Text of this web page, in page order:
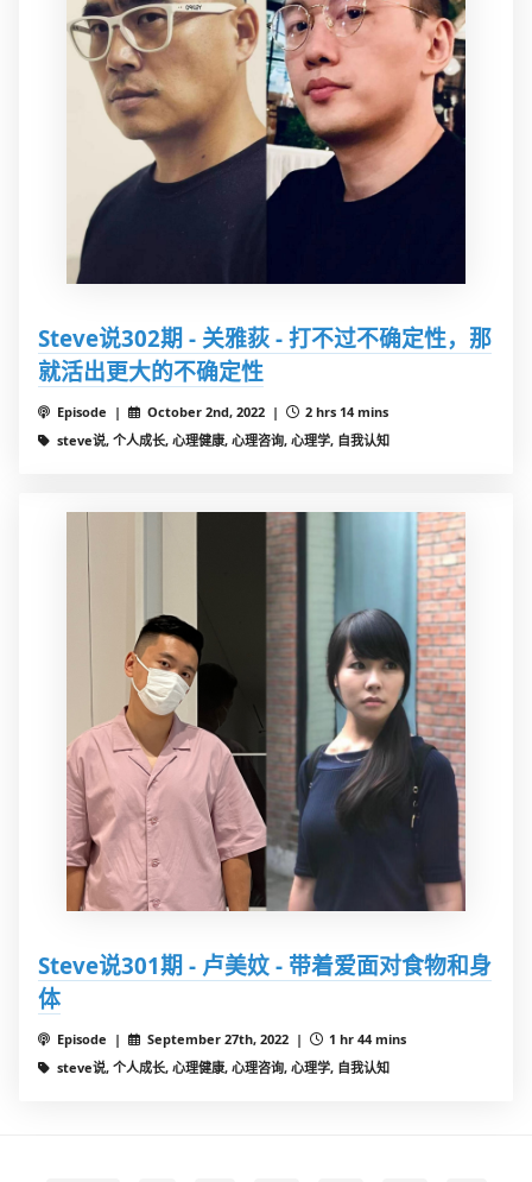
Steve说302期 - 关雅荻 - 打不过不确定性，那
就活出更大的不确定性
Episode | October 2nd, 2022 |
2 hrs 14 mins
steve说, 个人成长, 心理健康, 心理咨询, 心理学, 自我认知
Steve说301期 - 卢美妏 - 带着爱面对食物和身
体
Episode | September 27th, 2022 |
1 hr 44 mins
steve说, 个人成长, 心理健康, 心理咨询, 心理学, 自我认知